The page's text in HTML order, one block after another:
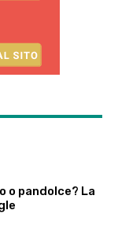
o pandolce? La